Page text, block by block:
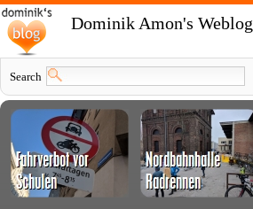
Dominik Amon's Weblog
Search